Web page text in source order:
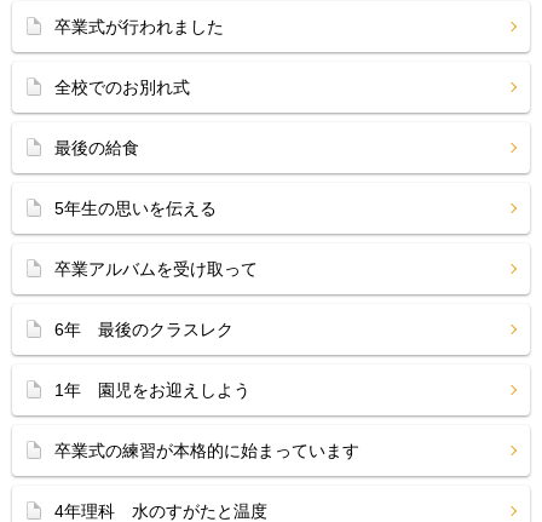
卒業式が行われました
全校でのお別れ式
最後の給食
5年生の思いを伝える
卒業アルバムを受け取って
6年 最後のクラスレク
1年 園児をお迎えしよう
卒業式の練習が本格的に始まっています
4年理科 水のすがたと温度